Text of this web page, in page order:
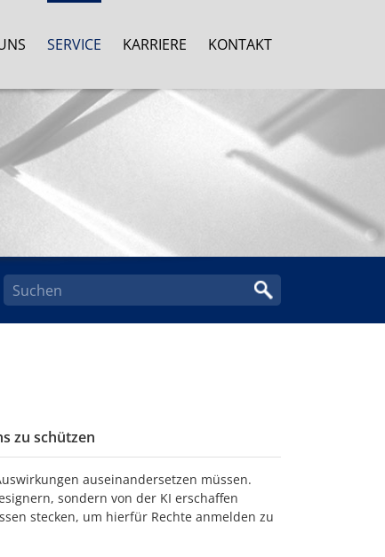
SERVICE KARRIERE KONTAKT
zu schützen
auseinandersetzen müssen.
sondern von der KI erschaffen
stecken, um hierfür Rechte anmelden zu